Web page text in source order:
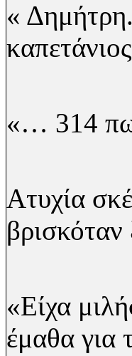
«
«… 314
Ατυχία
«Είχα
έμαθα για